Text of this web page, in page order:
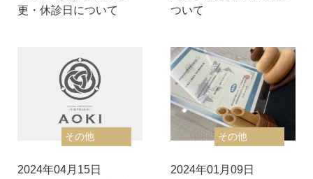
更・休診日について
ついて
その他
2024年04月15日
その他
2024年01月09日